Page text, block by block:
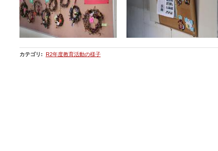
カテゴリ : R2年度教育活動の様子